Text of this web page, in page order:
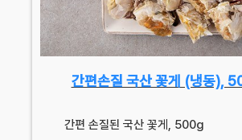
간편손질 국산 꽃게 (냉동),
간편 손질된 국산 꽃게, 500g